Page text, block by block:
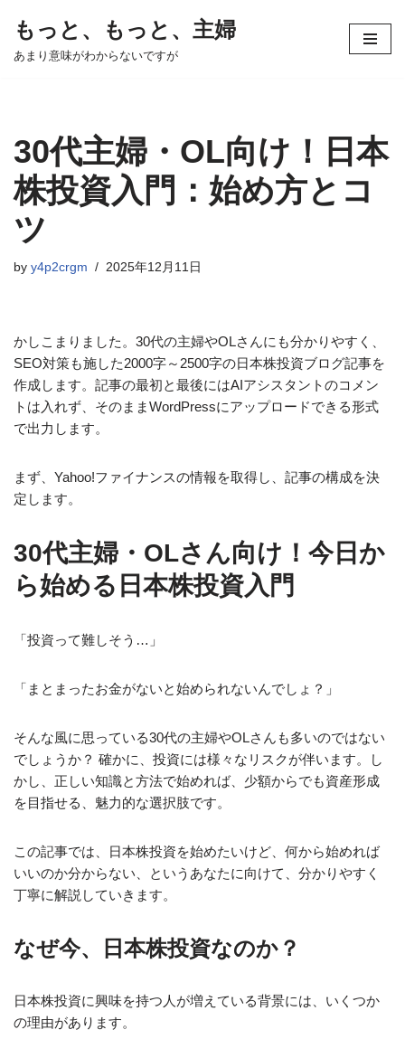
コ
へ
ス
キ
ッ
プ
もっと、もっと、主婦
あまり意味がわからないですが
30代主婦・OL向け！日本
株投資入門：始め方とコ
ツ
by y4p2crgm 2025年12月11日
かしこまりました。30代の主婦やOLさんにも分かりやすく、
SEO対策も施した2000字～2500字の日本株投資ブログ記事を
作成します。記事の最初と最後にはAIアシスタントのコメン
トは入れず、そのままWordPressにアップロードできる形式
で出力します。
まず、Yahoo!ファイナンスの情報を取得し、記事の構成を決
定します。
30代主婦・OLさん向け！今日か
ら始める日本株投資入門
「投資って難しそう…」
「まとまったお金がないと始められないんでしょ？」
そんな風に思っている30代の主婦やOLさんも多いのではない
でしょうか？ 確かに、投資には様々なリスクが伴います。し
かし、正しい知識と方法で始めれば、少額からでも資産形成
を目指せる、魅力的な選択肢です。
この記事では、日本株投資を始めたいけど、何から始めれば
いいのか分からない、というあなたに向けて、分かりやすく
丁寧に解説していきます。
なぜ今、日本株投資なのか？
日本株投資に興味を持つ人が増えている背景には、いくつか
の理由があります。